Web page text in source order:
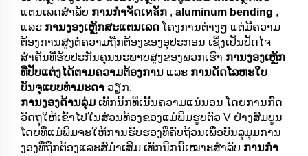
ແຕນເລດສຳລັບ ການກຳຈັດເหลັກ , aluminum bending ,
ແລະ ການງອງເຫຼັກສະແຕນເລດ ໂຄງການຕ່າງໆ ແຕ່ມີຄວາມ
ຕ້ອງການສູງຕໍ່ຄວາມຖືກຕ້ອງຂອງອຸປະກອນ ເຊິ່ງເປັນປັດໄຈ
ສຳຄັນທີ່ຮັບປະກັນຄຸນນະພາບສູງຂອງພວກເຮົາ ການງອງເຫຼັກ
ທີ່ປັບແຕ່ງໄດ້ຕາມຄວາມຕ້ອງການ ແລະ ການດັດໂລຫະໃບ
ບັນຈຸແບບທຳມະດາ ວຽກ.
ການງອງດ້ານລຸ່ມ ເທັກນິກທີ່ເນັ້ນຄວາມແນ່ນອນ ໂດຍການກົດ
ວັດຖຸໃຫ້ເຂົ້າໄປໃນສ່ວນທ້ອງຂອງແມ່ພິມຮູບຕົວ V ຢ່າງສົມບູນ
ໂດຍທີ່ແມ່ພິມຈະໃຫ້ການຮັບຮອງທີ່ຄົບຖ້ວນເພື່ອບັນລຸມຸມການ
ງອງທີ່ຖືກຕ້ອງແລະສົມ່ຳເສີມ ເທັກນິກນີ້ເໝາະສຳລັບ ການກຳ